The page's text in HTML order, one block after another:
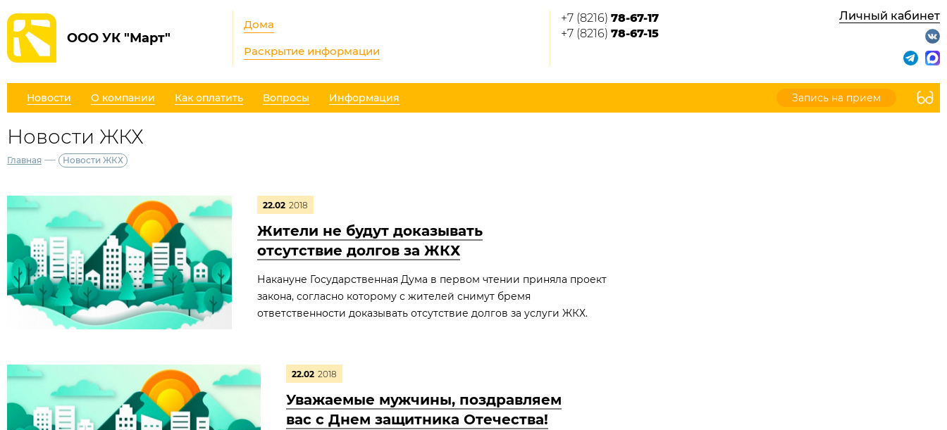
ООО УК "Март"
Дома
Раскрытие информации
+7 (8216) 78-67-17
+7 (8216) 78-67-15
Личный кабинет
Новости О компании Как оплатить Вопросы Информация Запись на прием
Новости ЖКХ
Главная — Новости ЖКХ
22.02 2018
Жители не будут доказывать
отсутствие долгов за ЖКХ
Накануне Государственная Дума в первом чтении приняла проект
закона, согласно которому с жителей снимут бремя
ответственности доказывать отсутствие долгов за услуги ЖКХ.
22.02 2018
Уважаемые мужчины, поздравляем
вас с Днем защитника Отечества!